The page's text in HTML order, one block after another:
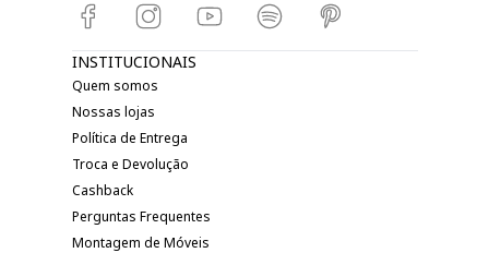
INSTITUCIONAIS
Quem somos
Nossas lojas
Política de Entrega
Troca e Devolução
Cashback
Perguntas Frequentes
Montagem de Móveis